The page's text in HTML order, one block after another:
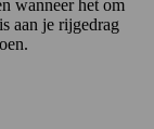
wanneer het om
aan je rijgedrag